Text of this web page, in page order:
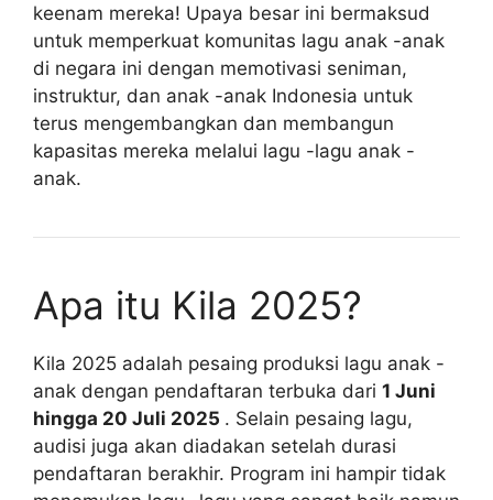
keenam mereka! Upaya besar ini bermaksud
untuk memperkuat komunitas lagu anak -anak
di negara ini dengan memotivasi seniman,
instruktur, dan anak -anak Indonesia untuk
terus mengembangkan dan membangun
kapasitas mereka melalui lagu -lagu anak -
anak.
Apa itu Kila 2025?
Kila 2025 adalah pesaing produksi lagu anak -
anak dengan pendaftaran terbuka dari 1 Juni
hingga 20 Juli 2025 . Selain pesaing lagu,
audisi juga akan diadakan setelah durasi
pendaftaran berakhir. Program ini hampir tidak